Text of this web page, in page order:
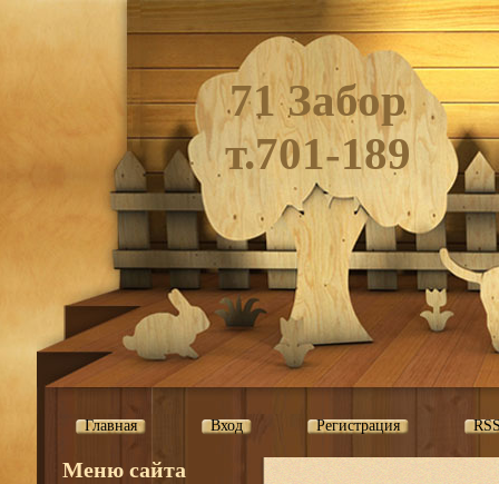
71 Забор
т.701-189
Главная Вход Регистрация
Меню сайта